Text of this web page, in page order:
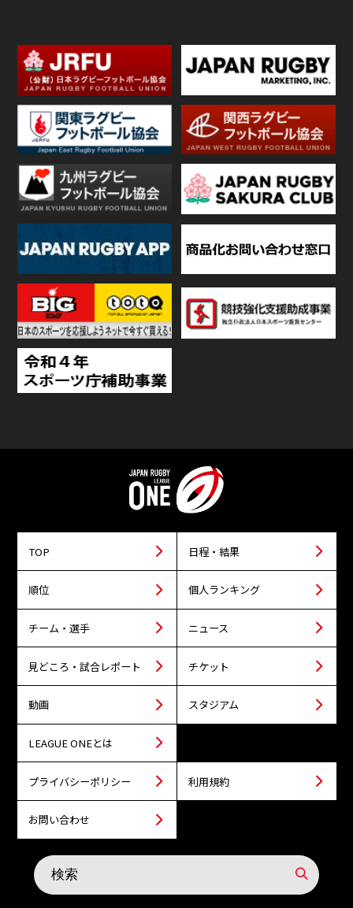
TOP 日程・結果
順位 個人ランキング
チーム・選手 ニュース
見どころ・試合レポート チケット
動画 スタジアム
LEAGUE ONEとは
プライバシーポリシー 利用規約
お問い合わせ